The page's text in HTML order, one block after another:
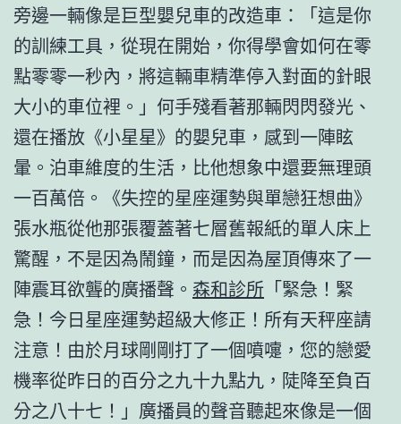
旁邊一輛像是巨型嬰兒車的改造車：「這是你
的訓練工具，從現在開始，你得學會如何在零
點零零一秒內，將這輛車精準停入對面的針眼
大小的車位裡。」何手殘看著那輛閃閃發光、
還在播放《小星星》的嬰兒車，感到一陣眩
暈。泊車維度的生活，比他想象中還要無理頭
一百萬倍。《失控的星座運勢與單戀狂想曲》
張水瓶從他那張覆蓋著七層舊報紙的單人床上
驚醒，不是因為鬧鐘，而是因為屋頂傳來了一
陣震耳欲聾的廣播聲。 森和診所 「緊急！緊
急！今日星座運勢超級大修正！所有天秤座請
注意！由於月球剛剛打了一個噴嚏，您的戀愛
機率從昨日的百分之九十九點九，陡降至負百
分之八十七！」廣播員的聲音聽起來像是一個